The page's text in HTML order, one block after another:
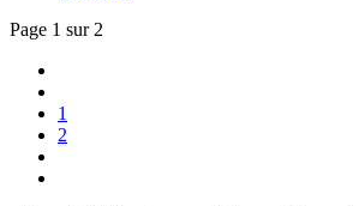
Page 1 sur 2
1
2